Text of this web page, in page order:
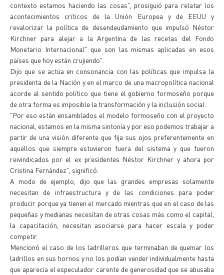
contexto estamos haciendo las cosas", prosiguió para relatar los
acontecimientos críticos de la Unión Europea y de EEUU y
revalorizar la política de desendeudamiento que impulsó Néstor
Kirchner para alejar a la Argentina de las recetas del Fondo
Monetario Internacional" que son las mismas aplicadas en esos
países que hoy están crujiendo".
Dijo que se actúa en consonancia con las políticas que impulsa la
presidenta de la Nación y en el marco de una macropolítica nacional
acorde al sentido político que tiene el gobierno formoseño porque
de otra forma es imposible la transformación y la inclusión social.
"Por eso están ensamblados el modelo formoseño con el proyecto
nacional, estamos en la misma sintonía y por eso podemos trabajar a
partir de una visión diferente que fija sus ojos preferentemente en
aquellos que siempre estuvieron fuera del sistema y que fueron
reivindicados por el ex presidentes Néstor Kirchner y ahora por
Cristina Fernández", significó.
A modo de ejemplo, dijo que las grandes empresas solamente
necesitan de infraestructura y de las condiciones para poder
producir porque ya tienen el mercado mientras que en el caso de las
pequeñas y medianas necesitan de otras cosas más como el capital,
la capacitación, necesitan asociarse para hacer escala y poder
competir.
Mencionó el caso de los ladrilleros que terminaban de quemar los
ladrillos en sus hornos y no los podían vender individualmente hasta
que aparecía el especulador carente de generosidad que se abusaba